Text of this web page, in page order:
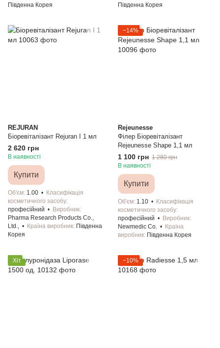
Південна Корея
Південна Корея
REJURAN
Біоревіталізант Rejuran I 1 мл
2 620 грн
В наявності
Купити
Об'єм 1.00
Класифікація
косметичного засобу
професійний
Виробник
Pharma Research Products Co.,
Ltd.,
Країна виробник Південна
Корея
−14%
Rejeunesse
Філер Біоревіталізант
Rejeunesse Shape 1,1 мл
1 100 грн 1 280 грн
В наявності
Купити
Об'єм 1.10
Класифікація
косметичного засобу
професійний
Виробник
Newmedic Co.
Країна
виробник Південна Корея
Хіт −10%